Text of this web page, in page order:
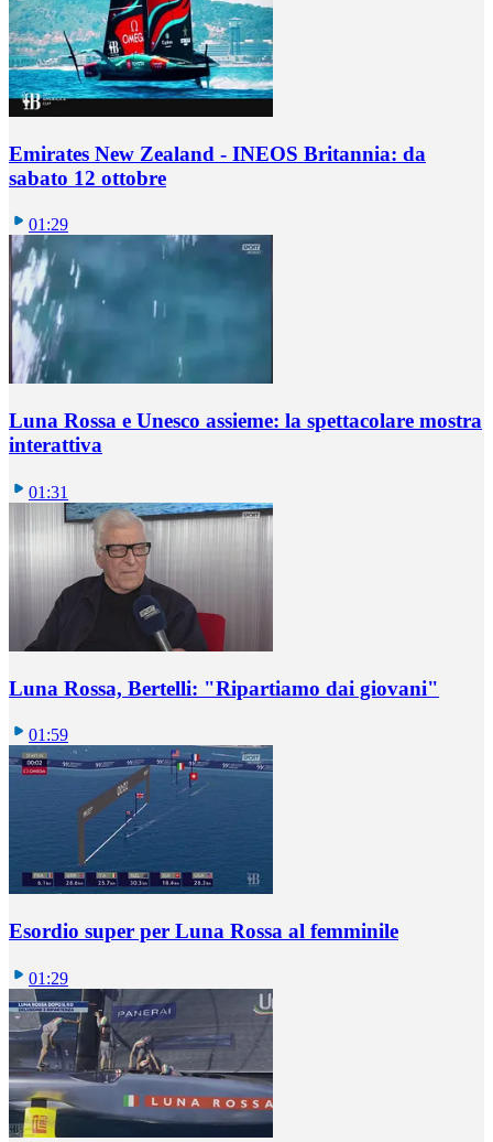
Emirates New Zealand - INEOS Britannia: da
sabato 12 ottobre
01:29
Luna Rossa e Unesco assieme: la spettacolare mostra
interattiva
01:31
Luna Rossa, Bertelli: "Ripartiamo dai giovani"
01:59
Esordio super per Luna Rossa al femminile
01:29